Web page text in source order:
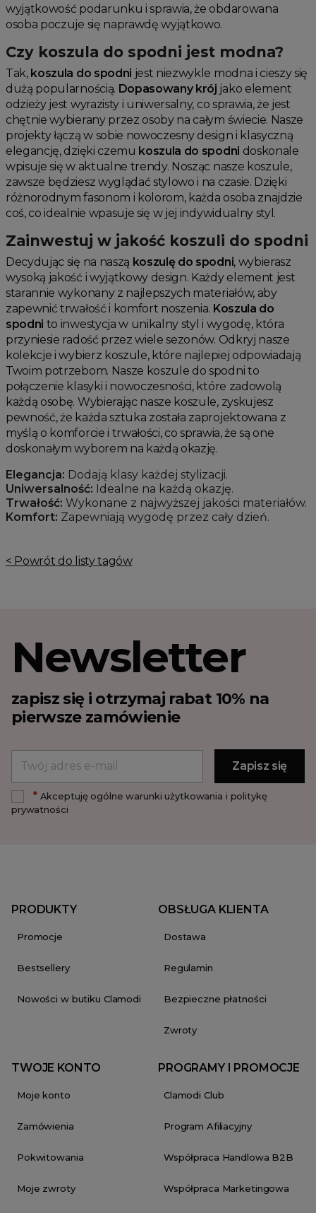
wyjątkowość podarunku i sprawia, że obdarowana
osoba poczuje się naprawdę wyjątkowo.
Czy koszula do spodni jest modna?
Tak, koszula do spodni jest niezwykle modna i cieszy się
dużą popularnością. Dopasowany krój jako element
odzieży jest wyrazisty i uniwersalny, co sprawia, że jest
chętnie wybierany przez osoby na całym świecie. Nasze
projekty łączą w sobie nowoczesny design i klasyczną
elegancję, dzięki czemu koszula do spodni doskonale
wpisuje się w aktualne trendy. Nosząc nasze koszule,
zawsze będziesz wyglądać stylowo i na czasie. Dzięki
różnorodnym fasonom i kolorom, każda osoba znajdzie
coś, co idealnie wpasuje się w jej indywidualny styl.
Zainwestuj w jakość koszuli do spodni
Decydując się na naszą koszulę do spodni, wybierasz
wysoką jakość i wyjątkowy design. Każdy element jest
starannie wykonany z najlepszych materiałów, aby
zapewnić trwałość i komfort noszenia. Koszula do
spodni to inwestycja w unikalny styl i wygodę, która
przyniesie radość przez wiele sezonów. Odkryj nasze
kolekcje i wybierz koszule, które najlepiej odpowiadają
Twoim potrzebom. Nasze koszule do spodni to
połączenie klasyki i nowoczesności, które zadowolą
każdą osobę. Wybierając nasze koszule, zyskujesz
pewność, że każda sztuka została zaprojektowana z
myślą o komforcie i trwałości, co sprawia, że są one
doskonałym wyborem na każdą okazję.
Elegancja: Dodają klasy każdej stylizacji.
Uniwersalność: Idealne na każdą okazję.
Trwałość: Wykonane z najwyższej jakości materiałów.
Komfort: Zapewniają wygodę przez cały dzień.
< Powrót do listy tagów
Newsletter
zapisz się i otrzymaj rabat 10% na
pierwsze zamówienie
*Akceptuję ogólne warunki użytkowania i politykę
prywatności
PRODUKTY
Promocje
Bestsellery
Nowości w butiku Clamodi
OBSŁUGA KLIENTA
Dostawa
Regulamin
Bezpieczne płatności
Zwroty
TWOJE KONTO
Moje konto
Zamówienia
Pokwitowania
Moje zwroty
PROGRAMY I PROMOCJE
Clamodi Club
Program Afiliacyjny
Współpraca Handlowa B2B
Współpraca Marketingowa